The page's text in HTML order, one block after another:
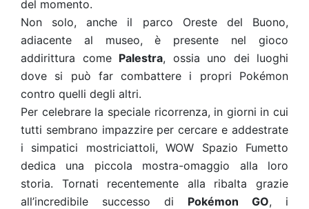
del momento.
Non solo, anche il parco Oreste del Buono,
adiacente al museo, è presente nel gioco
addirittura come Palestra, ossia uno dei luoghi
dove si può far combattere i propri Pokémon
contro quelli degli altri.
Per celebrare la speciale ricorrenza, in giorni in cui
tutti sembrano impazzire per cercare e addestrate
i simpatici mostriciattoli, WOW Spazio Fumetto
dedica una piccola mostra-omaggio alla loro
storia. Tornati recentemente alla ribalta grazie
all’incredibile successo di Pokémon GO, i